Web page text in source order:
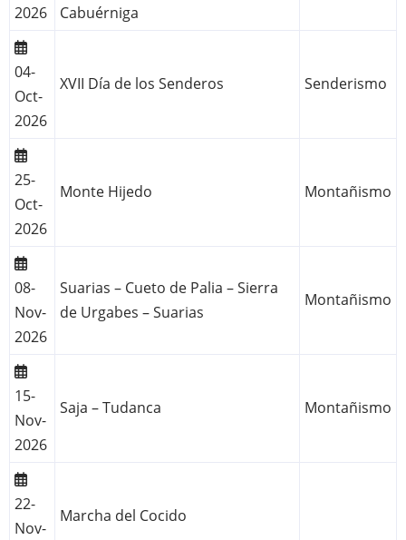
2026
Cabuérniga
04-
Oct-
2026
XVII Día de los Senderos Senderismo
25-
Oct-
2026
Monte Hijedo Montañismo
08-
Nov-
2026
Suarias – Cueto de Palia – Sierra
de Urgabes – Suarias
Montañismo
15-
Nov-
2026
Saja – Tudanca Montañismo
22-
Nov-
Marcha del Cocido